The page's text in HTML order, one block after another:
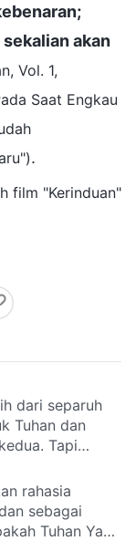
akan
Vol. 1,
Saat Engkau
.
film "Kerinduan"
dari separuh
Tuhan dan
Tapi
Nya? Apa Dia
sangat
ini?
rahasia
sebagai
Tuhan Yang